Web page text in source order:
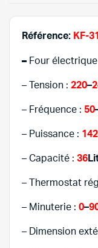
Référence: KF-
–Four
– Tension : 220–
– Fréquence : 50
– Puissance :
– Capacité : 36
– Thermostat
– Minuterie : 0–
– Dimension